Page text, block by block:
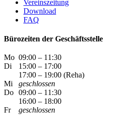
Vereinszeitung
Download
FAQ
Bürozeiten der Geschäftsstelle
Mo 09:00 – 11:30
Di
15:00 – 17:00
17:00 – 19:00 (Reha)
Mi
geschlossen
Do 09:00 – 11:30
16:00 – 18:00
Fr
geschlossen